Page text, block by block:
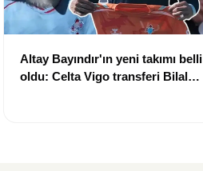
Altay Bayındır'ın yeni takımı belli
oldu: Celta Vigo transferi Bilal